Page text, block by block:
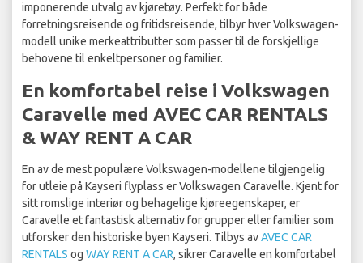
imponerende utvalg av kjøretøy. Perfekt for både
forretningsreisende og fritidsreisende, tilbyr hver Volkswagen-
modell unike merkeattributter som passer til de forskjellige
behovene til enkeltpersoner og familier.
En komfortabel reise i Volkswagen
Caravelle med AVEC CAR RENTALS
& WAY RENT A CAR
En av de mest populære Volkswagen-modellene tilgjengelig
for utleie på Kayseri flyplass er Volkswagen Caravelle. Kjent for
sitt romslige interiør og behagelige kjøreegenskaper, er
Caravelle et fantastisk alternativ for grupper eller familier som
utforsker den historiske byen Kayseri. Tilbys avAVEC CAR
RENTALS og WAY RENT A CAR, sikrer Caravelle en komfortabel